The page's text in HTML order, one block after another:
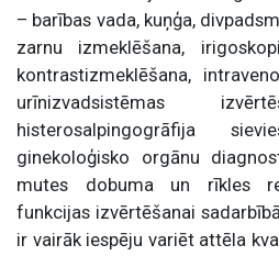
– barības vada, kuņģa,
zarnu izmeklēšana,
kontrastizmeklēšana,
urīnizvadsistēmas
histerosalpingogrāfija
ginekoloģisko orgānu
mutes dobuma un rīkles
funkcijas izvērtēšanai
ir vairāk iespēju variēt attēla